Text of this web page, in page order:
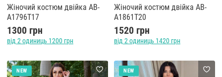
Жіночий костюм двійка AB-
A1796T17
1300 грн
від 2 одиниць 1200 грн
Жіночий костюм двійка AB-
A1861T20
1520 грн
від 2 одиниць 1420 грн
NEW NEW